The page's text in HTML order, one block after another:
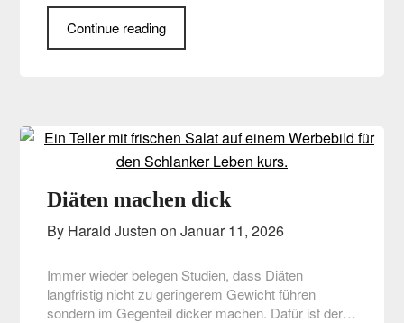
Continue reading
Diäten machen dick
By Harald Justen on Januar 11, 2026
Immer wieder belegen Studien, dass Diäten
langfristig nicht zu geringerem Gewicht führen
sondern im Gegenteil dicker machen. Dafür ist der…